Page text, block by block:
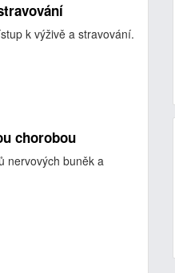
k výživě a stravování.
chorobou
nervových buněk a